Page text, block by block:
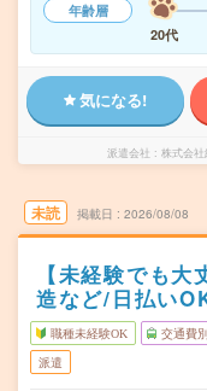
年齢層
20代
気になる!
派遣会社 株式会
未読 掲載日 2026/08/08
【未経験でも
造など/日払い
職種未経験OK 交通費
派遣